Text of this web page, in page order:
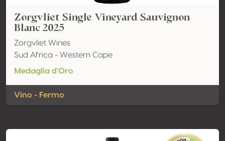
Zorgvliet Single Vineyard Sauvignon
Blanc 2025
Zorgvliet Wines
Sud Africa - Western Cape
Medaglia d'Oro
Vino - Fermo